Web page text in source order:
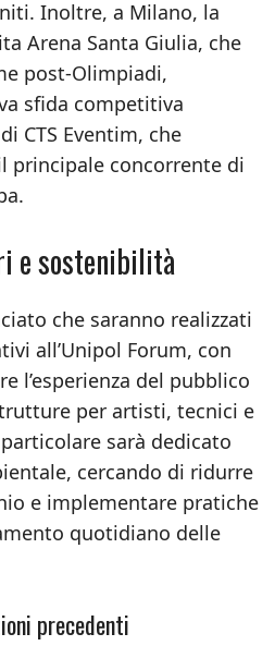
Inoltre, a Milano, la
Arena Santa Giulia, che
post-Olimpiadi,
sfida competitiva
CTS Eventim, che
principale concorrente di
e sostenibilità
che saranno realizzati
all’Unipol Forum, con
l’esperienza del pubblico
per artisti, tecnici e
sarà dedicato
cercando di ridurre
e implementare pratiche
quotidiano delle
precedenti